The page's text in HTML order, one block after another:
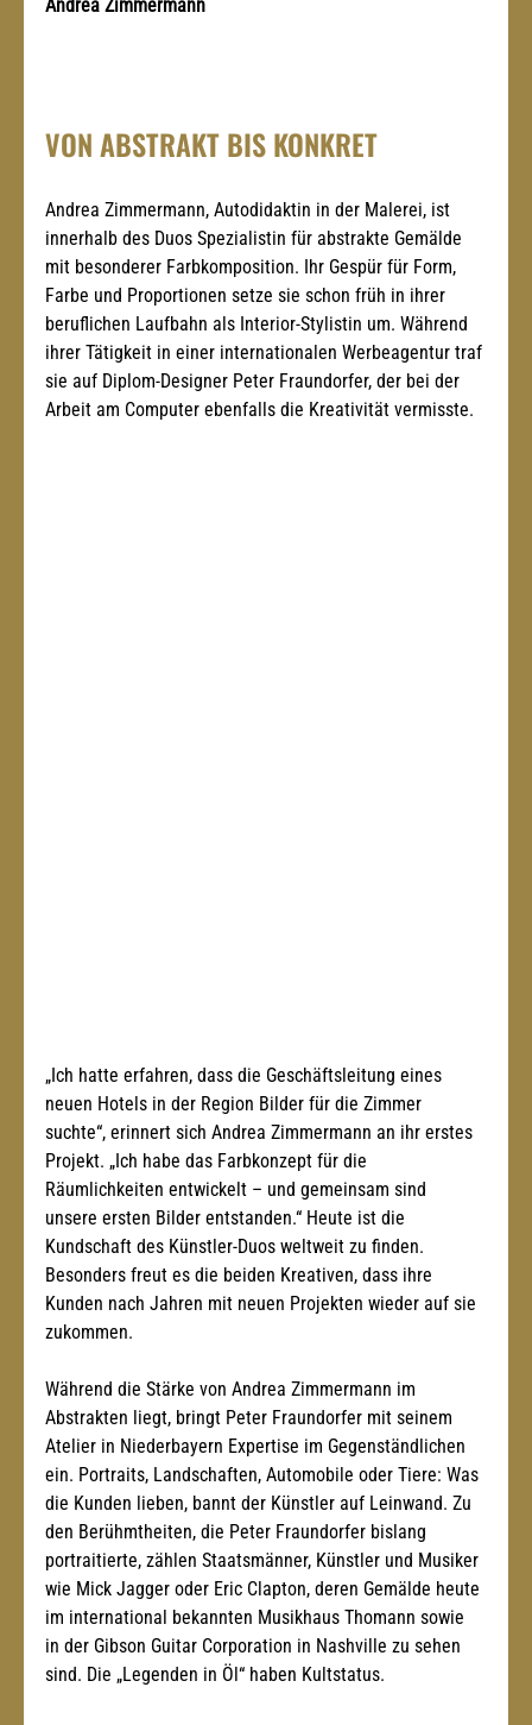
Andrea Zimmermann
VON ABSTRAKT BIS KONKRET
Andrea Zimmermann, Autodidaktin in der Malerei, ist
innerhalb des Duos Spezialistin für abstrakte Gemälde
mit besonderer Farbkomposition. Ihr Gespür für Form,
Farbe und Proportionen setze sie schon früh in ihrer
beruflichen Laufbahn als Interior-Stylistin um. Während
ihrer Tätigkeit in einer internationalen Werbeagentur traf
sie auf Diplom-Designer Peter Fraundorfer, der bei der
Arbeit am Computer ebenfalls die Kreativität vermisste.
„Ich hatte erfahren, dass die Geschäftsleitung eines
neuen Hotels in der Region Bilder für die Zimmer
suchte“, erinnert sich Andrea Zimmermann an ihr erstes
Projekt. „Ich habe das Farbkonzept für die
Räumlichkeiten entwickelt – und gemeinsam sind
unsere ersten Bilder entstanden.“ Heute ist die
Kundschaft des Künstler-Duos weltweit zu finden.
Besonders freut es die beiden Kreativen, dass ihre
Kunden nach Jahren mit neuen Projekten wieder auf sie
zukommen.
Während die Stärke von Andrea Zimmermann im
Abstrakten liegt, bringt Peter Fraundorfer mit seinem
Atelier in Niederbayern Expertise im Gegenständlichen
ein. Portraits, Landschaften, Automobile oder Tiere: Was
die Kunden lieben, bannt der Künstler auf Leinwand. Zu
den Berühmtheiten, die Peter Fraundorfer bislang
portraitierte, zählen Staatsmänner, Künstler und Musiker
wie Mick Jagger oder Eric Clapton, deren Gemälde heute
im international bekannten Musikhaus Thomann sowie
in der Gibson Guitar Corporation in Nashville zu sehen
sind. Die „Legenden in Öl“ haben Kultstatus.